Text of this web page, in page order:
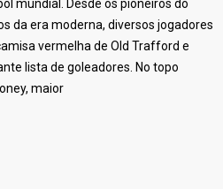
mundial. Desde os pioneiros do
da era moderna, diversos jogadores
vermelha de Old Trafford e
lista de goleadores. No topo
maior